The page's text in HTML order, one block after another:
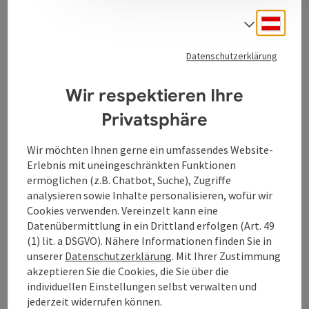
Tabakwaren, Papier- und Schreibwaren, Kartenbüro,
Kontakt
Öffnungszeiten
Anreise/Lage
Eignung
Barrierefreiheit
Datenschutzerklärung
Wir respektieren Ihre
Privatsphäre
Wir möchten Ihnen gerne ein umfassendes Website-
Erlebnis mit uneingeschränkten Funktionen
ermöglichen (z.B. Chatbot, Suche), Zugriffe
analysieren sowie Inhalte personalisieren, wofür wir
Cookies verwenden. Vereinzelt kann eine
Datenübermittlung in ein Drittland erfolgen (Art. 49
(1) lit. a DSGVO). Nähere Informationen finden Sie in
unserer Datenschutzerklärung. Mit Ihrer Zustimmung
akzeptieren Sie die Cookies, die Sie über die
individuellen Einstellungen selbst verwalten und
jederzeit widerrufen können.